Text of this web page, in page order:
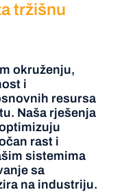
tržišnu
okruženju,
i
resursa
Naša rješenja
rast i
sistemima
sa
na industriju.